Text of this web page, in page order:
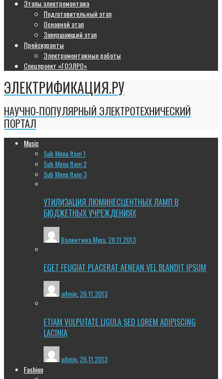
Этапы электромонтажа
Подготовительный этап
Основной этап
Завершающий этап
Прейскуранты
Электромонтажные работы
Спецпроект «ГОЭЛРО»
ЭЛЕКТРИФИКАЦИЯ.РУ
НАУЧНО-ПОПУЛЯРНЫЙ ЭЛЕКТРОТЕХНИЧЕСКИЙ
ПОРТАЛ
Music
Sub Menu Item 1
Sub Menu Item 2
Sub Menu Item 3
УТИЛИЗАЦИЯ ЛЮМИНЕСЦЕНТНЫХ ЛАМП В
БЮДЖЕТНЫХ УЧРЕЖДЕНИЯХ
Валентина Муха 28.11.2013
EGET FEUGIAT PLACERAT AENEAN VEL BLANDIT IPSUM
admin,26.11.2013
ETIAM VULPUTATE LIGULA SED LOREM ADIPISCING
LACINIA
admin 26.11.2013
Fashion